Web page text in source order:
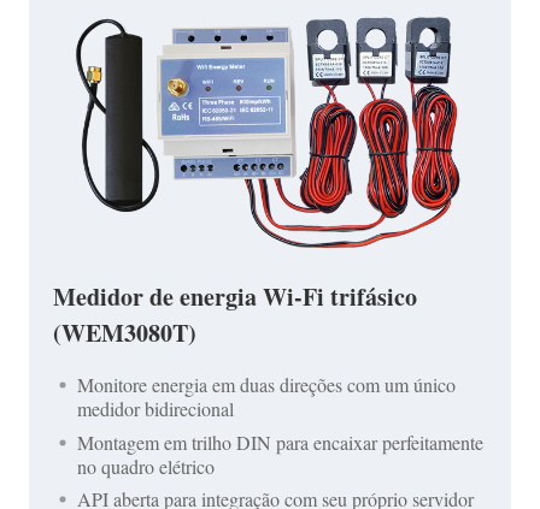
Medidor de energia Wi-Fi trifásico
(WEM3080T)
Monitore energia em duas direções com um único
medidor bidirecional
Montagem em trilho DIN para encaixar perfeitamente
no quadro elétrico
API aberta para integração com seu próprio servidor